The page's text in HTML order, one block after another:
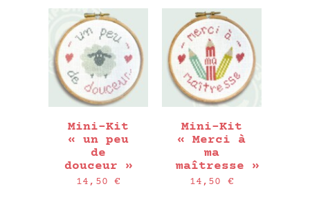
PANIER
Mini-Kit
« un peu
de
douceur »
14,50€
AJOUTER AU
PANIER
Mini-Kit
« Merci à
ma
maîtresse »
14,50 €